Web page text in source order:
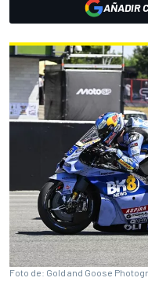
AÑADIR
Foto de: Gold and Goose